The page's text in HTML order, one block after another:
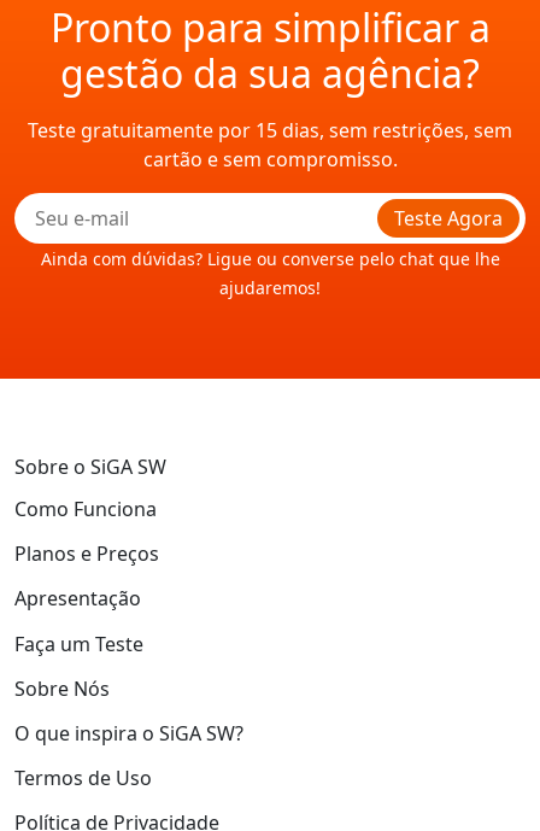
Pronto para simplificar a
gestão da sua agência?
Teste gratuitamente por 15 dias, sem restrições, sem
cartão e sem compromisso.
Teste Agora
Ainda com dúvidas? Ligue ou converse pelo chat que lhe
ajudaremos!
Sobre o SiGA SW
Como Funciona
Planos e Preços
Apresentação
Faça um Teste
Sobre Nós
O que inspira o SiGA SW?
Termos de Uso
Política de Privacidade